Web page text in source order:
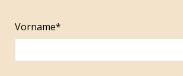
Vorname*